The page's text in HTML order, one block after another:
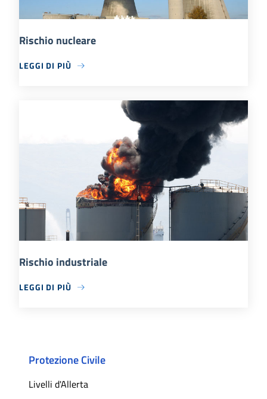
Rischio nucleare
LEGGI DI PIÙ
Rischio industriale
LEGGI DI PIÙ
Protezione Civile
Livelli d'Allerta